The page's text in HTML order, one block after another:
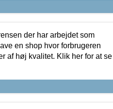
der har arbejdet som
en shop hvor forbrugeren
af høj kvalitet. Klik her for at se